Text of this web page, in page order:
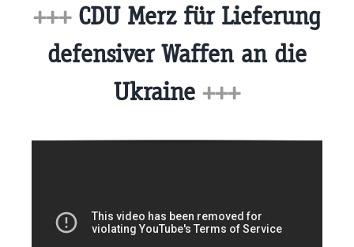
+++CDU Merz für Lieferung
defensiver Waffen an die
Ukraine +++